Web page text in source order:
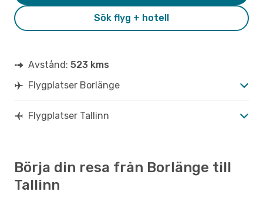
Sök flyg + hotell
Avstånd: 523 kms
Flygplatser Borlänge
Flygplatser Tallinn
Börja din resa från Borlänge till
Tallinn